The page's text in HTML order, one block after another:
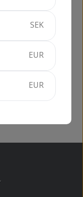
(mini, 50 cl)
13.5%
KÖP
SEK
EUR
EUR